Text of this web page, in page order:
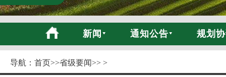
新闻 通知公告 规划
导航： 首页>>省级要闻>> >